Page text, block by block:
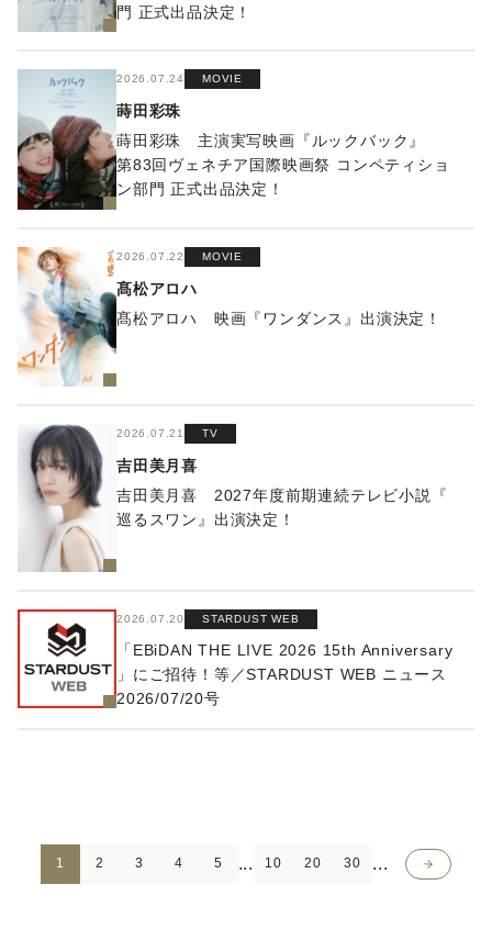
門 正式出品決定！
2026.07.24 MOVIE
蒔田彩珠
蒔田彩珠 主演実写映画『ルックバック』
第83回ヴェネチア国際映画祭 コンペティショ
ン部門 正式出品決定！
2026.07.22 MOVIE
髙松アロハ
髙松アロハ 映画『ワンダンス』出演決定！
2026.07.21 TV
吉田美月喜
吉田美月喜 2027年度前期連続テレビ小説『
巡るスワン』出演決定！
2026.07.20 STARDUST WEB
「EBiDAN THE LIVE 2026 15th Anniversary
」にご招待！等／STARDUST WEB ニュース
2026/07/20号
1 2 3 4 5 ... 10 20 30 ... >